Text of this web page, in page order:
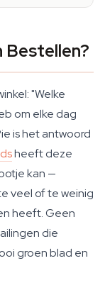
Bestellen?
"Welke
om elke dag
is het antwoord
heeft deze
kan —
veel of te weinig
heeft. Geen
die
groen blad en